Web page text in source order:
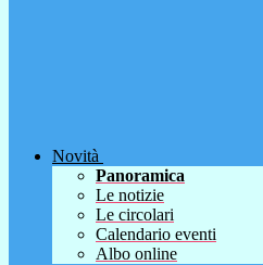
Novità
Panoramica
Le notizie
Le circolari
Calendario eventi
Albo online